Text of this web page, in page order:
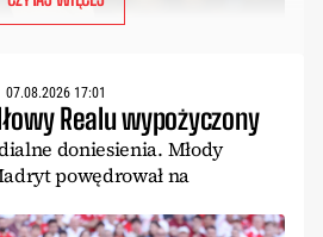
07.08.2026 17:01
Realu wypożyczony
doniesienia. Młody
powędrował na